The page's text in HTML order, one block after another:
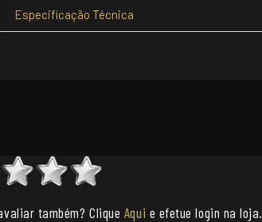
Especificação Técnica
também? Clique Aqui e efetue login na loja.